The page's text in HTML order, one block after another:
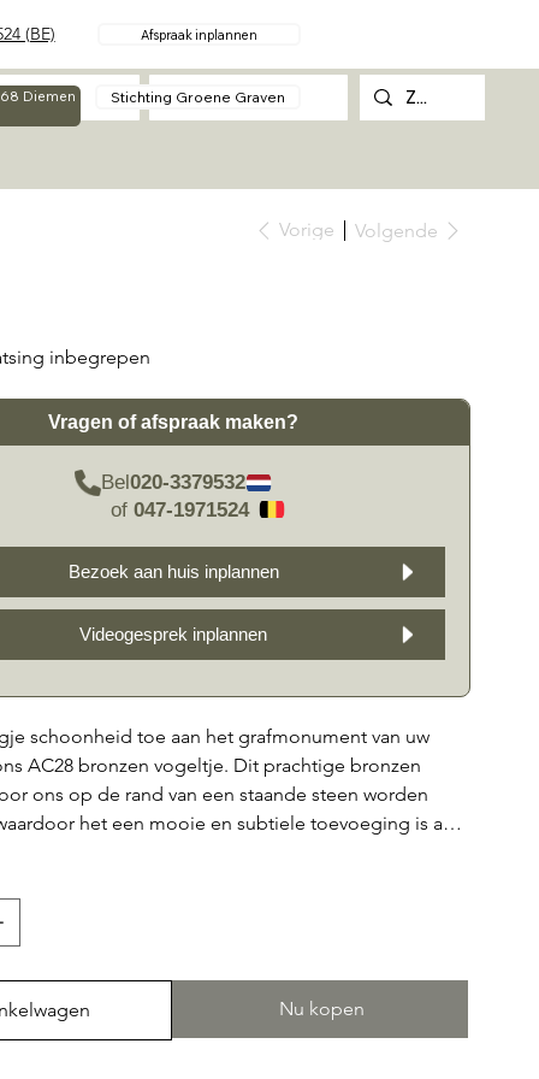
Over Contact
Diemen
Stichting Groene Graven
(BE) Afspraak inplannen
Vorige Volgende
inbegrepen
Vragen of afspraak maken?
Bel020-3379532
of 047-1971524
Bezoek aan huis inplannen
Videogesprek inplannen
schoonheid toe aan het grafmonument van uw
AC28 bronzen vogeltje. Dit prachtige bronzen
ons op de rand van een staande steen worden
het een mooie en subtiele toevoeging is aan
die een eerbetoon vormt aan uw geliefde.
een prachtige herinnering vormen aan uw dierbare.
Nu kopen